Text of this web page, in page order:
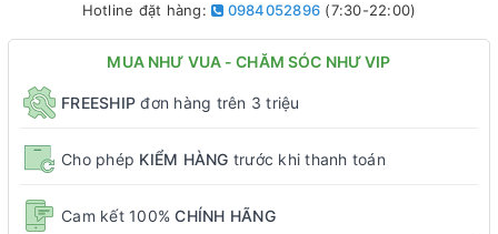
Hotline đặt hàng: 0984052896 (7:30-22:00)
MUA NHƯ VUA - CHĂM SÓC NHƯ VIP
FREESHIP đơn hàng trên 3 triệu
Cho phép KIỂM HÀNG trước khi thanh toán
Cam kết 100% CHÍNH HÃNG